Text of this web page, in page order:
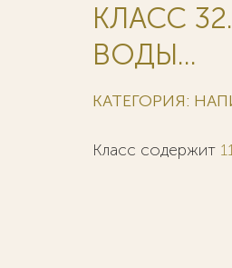
КЛАСС
ВОДЫ...
КАТЕГОРИЯ:
Класс содержит